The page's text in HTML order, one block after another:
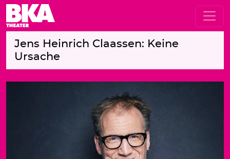
Jens Heinrich Claassen: Keine
Ursache